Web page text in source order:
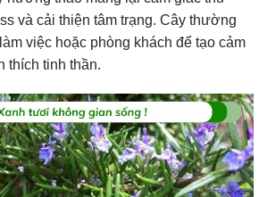
và cải thiện tâm trạng. Cây thường
việc hoặc phòng khách để tạo cảm
thích tinh thần.